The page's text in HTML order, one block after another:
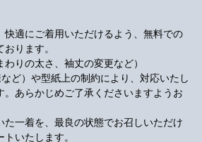
快適にご着用いただけるよう、無料での
ります。
わりの太さ、袖丈の変更など）
ど）や型紙上の制約により、対応いたし
。あらかじめご了承くださいますようお
た一着を、最良の状態でお召しいただけ
いたします。